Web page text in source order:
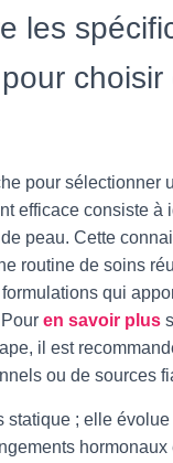
les
choisir
pour sélectionner
efficace consiste à
peau. Cette
routine de soins
qui
en savoir plus
il est
ou de sources
statique ; elle